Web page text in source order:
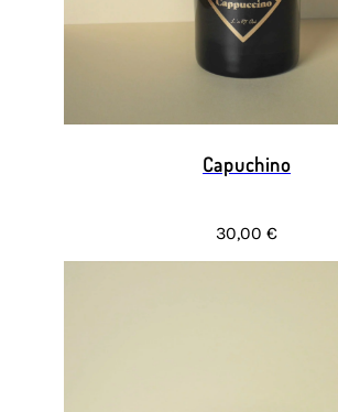
Capuchino
30,00 €